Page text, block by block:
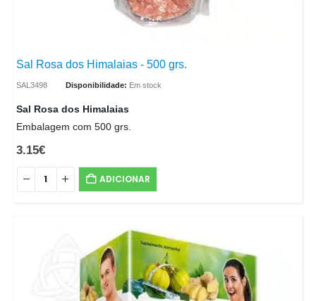
Sal Rosa dos Himalaias - 500 grs.
SAL3498 Disponibilidade: Em stock
Sal Rosa dos Himalaias
Embalagem com 500 grs.
3.15€
ADICIONAR